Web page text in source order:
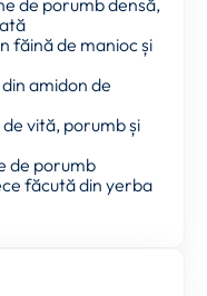
făină de manioc și
amidon de
vită, porumb și
de porumb
făcută din yerba